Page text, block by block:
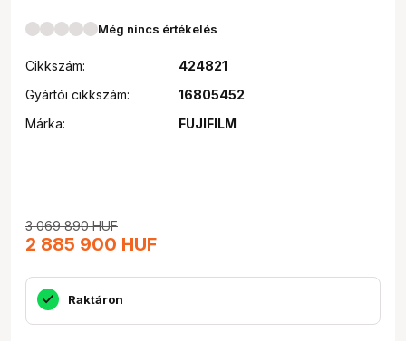
Még nincs értékelés
Cikkszám:
424821
Gyártói cikkszám:
16805452
Márka:
FUJIFILM
3 069 890 HUF
2 885 900 HUF
Raktáron